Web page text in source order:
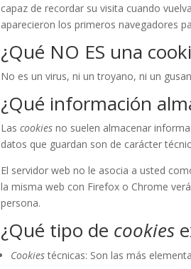
capaz de recordar su visita cuando
aparecieron los primeros navegadores
¿Qué NO ES una
No es un virus, ni un troyano, ni un
¿Qué información
Lascookies no suelen almacenar
datos que guardan son de carácter
El servidor web no le asocia a usted
la misma web con Firefox o Chrome
persona.
¿Qué tipo de cookies
Cookiestécnicas: Son las más